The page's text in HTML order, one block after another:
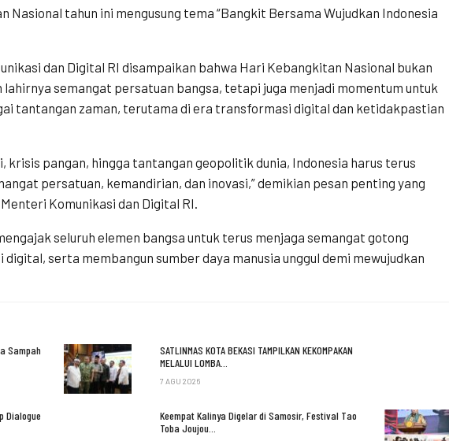
Nasional tahun ini mengusung tema “Bangkit Bersama Wujudkan Indonesia
dan Digital RI disampaikan bahwa Hari Kebangkitan Nasional bukan
semangat persatuan bangsa, tetapi juga menjadi momentum untuk
tantangan zaman, terutama di era transformasi digital dan ketidakpastian
krisis pangan, hingga tantangan geopolitik dunia, Indonesia harus terus
persatuan, kemandirian, dan inovasi,” demikian pesan penting yang
Komunikasi dan Digital RI.
seluruh elemen bangsa untuk terus menjaga semangat gotong
serta membangun sumber daya manusia unggul demi mewujudkan
Sampah
SATLINMAS KOTA BEKASI TAMPILKAN KEKOMPAKAN
MELALUI LOMBA…
7 AGU 2026
Dialogue
Keempat Kalinya Digelar di Samosir, Festival Tao
Toba Joujou…